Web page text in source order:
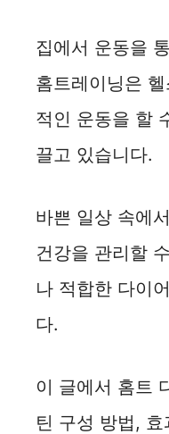
집에서 운동을
홈트레이닝은
적인 운동을 할
끌고 있습니다.
바쁜 일상 속에
건강을 관리할
나 적합한 다이
다.
이 글에서 홈트
틴 구성 방법,